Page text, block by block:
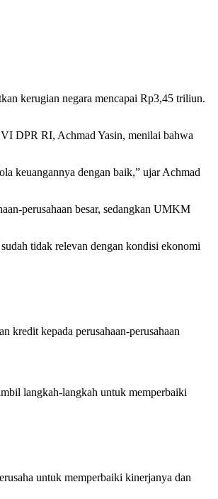
kerugian negara mencapai Rp3,45 triliun.
DPR RI, Achmad Yasin, menilai bahwa
keuangannya dengan baik,” ujar Achmad
perusahaan besar, sedangkan UMKM
tidak relevan dengan kondisi ekonomi
kredit kepada perusahaan-perusahaan
langkah-langkah untuk memperbaiki
untuk memperbaiki kinerjanya dan